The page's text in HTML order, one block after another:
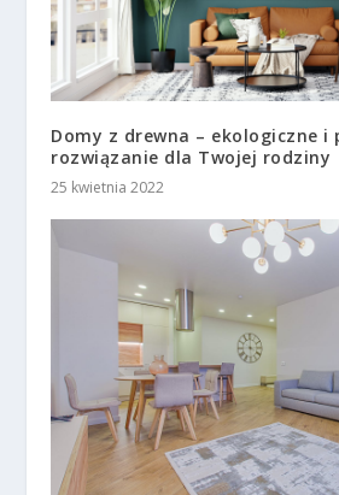
Domy z drewna – ekologiczne i
rozwiązanie dla Twojej rodziny
25 kwietnia 2022